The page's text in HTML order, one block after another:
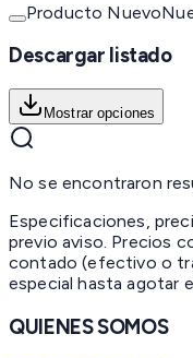
Producto Nuevo
Descargar listado
Mostrar opciones
No se encontraron
Especificaciones,
previo aviso. Precios
contado (efectivo o
especial hasta agotar
QUIENES SOMOS